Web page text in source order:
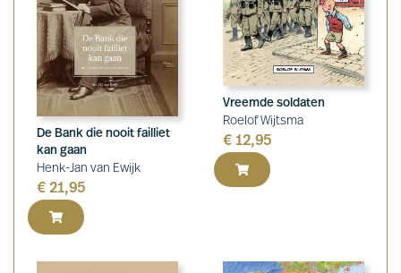
De Bank die nooit failliet
kan gaan
Henk-Jan van Ewijk
€ 21,95
Vreemde soldaten
Roelof Wijtsma
€ 12,95